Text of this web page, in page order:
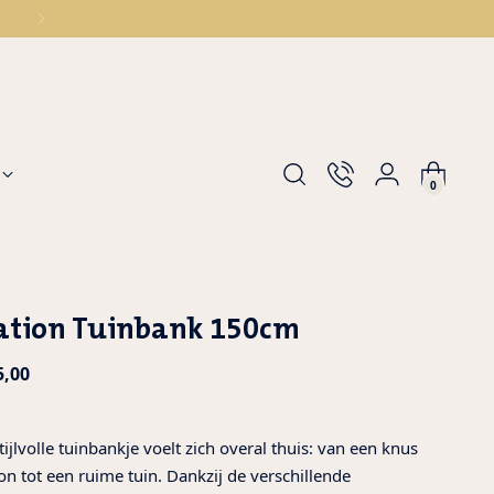
0
Tuinbank 150cm
tuinbankje voelt zich overal thuis: van een knus
tot een ruime tuin. Dankzij de verschillende